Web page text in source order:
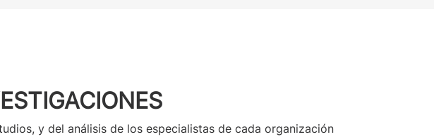
y del análisis de los especialistas de cada organización